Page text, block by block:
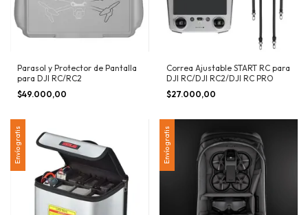
Parasol y Protector de Pantalla
para DJI RC/RC2
$49.000,00
Correa Ajustable START RC para
DJI RC/DJI RC2/DJI RC PRO
$27.000,00
Envío gratis Envío gratis